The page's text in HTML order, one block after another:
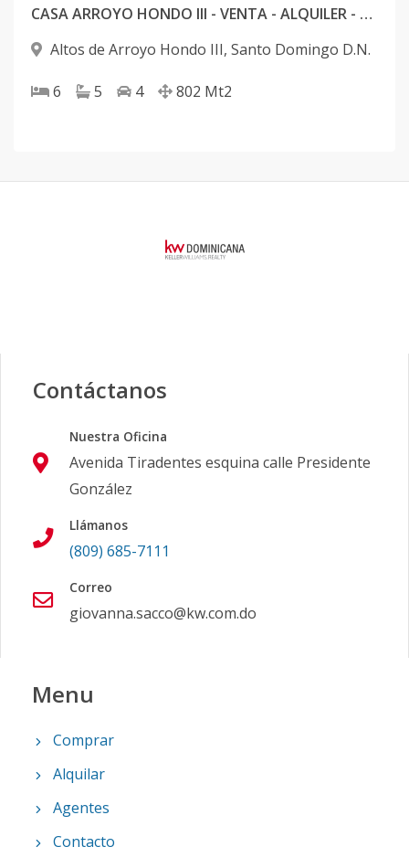
CASA ARROYO HONDO III - VENTA - ALQUILER - 3 NIVELES - PISCINA - TERRAZA - DISTRITO NACIONAL.
Altos de Arroyo Hondo III, Santo Domingo D.N.
6 5 4 802 Mt2
Contáctanos
Nuestra Oficina
Avenida Tiradentes esquina calle Presidente
González
Llámanos
(809) 685-7111
Correo
giovanna.sacco@kw.com.do
Menu
Comprar
Alquilar
Agentes
Contacto